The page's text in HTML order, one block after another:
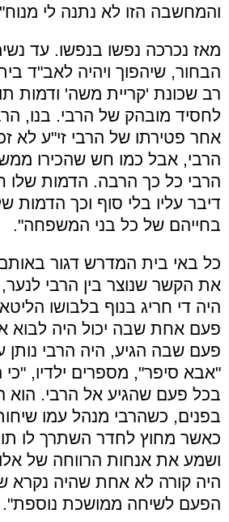
והמחשבה הזו לא נתנה לי
מאז נכרכה נפשו בנפשו. עד
הבחור, שיהפוך ויהיה לאב"ד
רב שכונת 'קריית משה' ודמות
לחסיד מובהק של הרבי. בנו,
אחר פטירתו של הרבי זי"ע לא
הרבי, אבל כמו חש שהכירו
הרבי כל כך הרבה. הדמות שלו
דיבר עליו בלי סוף וכך הדמות
בחייהם של כל בני המשפחה".
כל באי בית המדרש דגור באותם
את הקשר שנוצר בין הרבי
היה די חריג בנוף בלבושו
פעם אחת שבה יכול היה לבוא
פעם שבה הגיע, היה הרבי נותן
"אבא סיפר", מספרים ילדיו, "כי
בכל פעם שהגיע אל הרבי. הוא
בפנים, כשהרבי מנהל עמו
כאשר מחוץ לחדר השתרך לו
ושמע את אנחות הרווחה של
היה קורה לא אחת שהיה נקרא
הפעם לשיחה ממושכת נוספת".